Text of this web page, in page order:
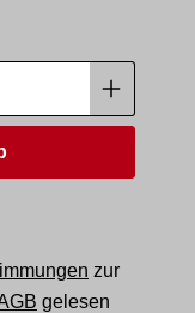
gewünschten
zur
gelesen